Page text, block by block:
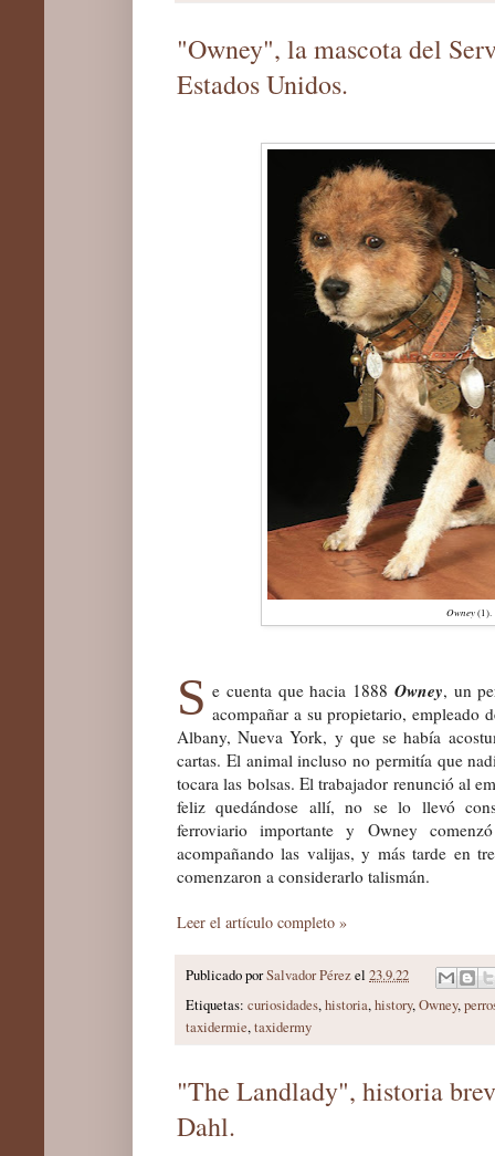
"Owney", la mascota del
Estados Unidos.
Owney(1).
S e cuenta que hacia 1888 Owney, un
acompañar a su propietario, empleado
Albany, Nueva York, y que se había
cartas. El animal incluso no permitía que
tocara las bolsas. El trabajador renunció al
feliz quedándose allí, no se lo llevó
ferroviario importante y Owney
acompañando las valijas, y más tarde en
comenzaron a considerarlo talismán.
Leer el artículo completo »
Publicado porSalvador Pérezel 23.9.22
Etiquetas: curiosidades,historia,history,Owney,
taxidermie,taxidermy
"The Landlady", historia
Dahl.